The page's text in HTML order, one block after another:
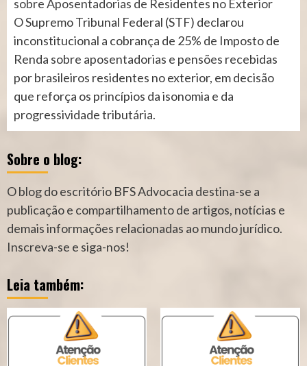
sobre Aposentadorias de Residentes no Exterior
O Supremo Tribunal Federal (STF) declarou
inconstitucional a cobrança de 25% de Imposto de
Renda sobre aposentadorias e pensões recebidas
por brasileiros residentes no exterior, em decisão
que reforça os princípios da isonomia e da
progressividade tributária.
Sobre o blog:
O blog do escritório BFS Advocacia destina-se a
publicação e compartilhamento de artigos, notícias e
demais informações relacionadas ao mundo jurídico.
Inscreva-se e siga-nos!
Leia também: